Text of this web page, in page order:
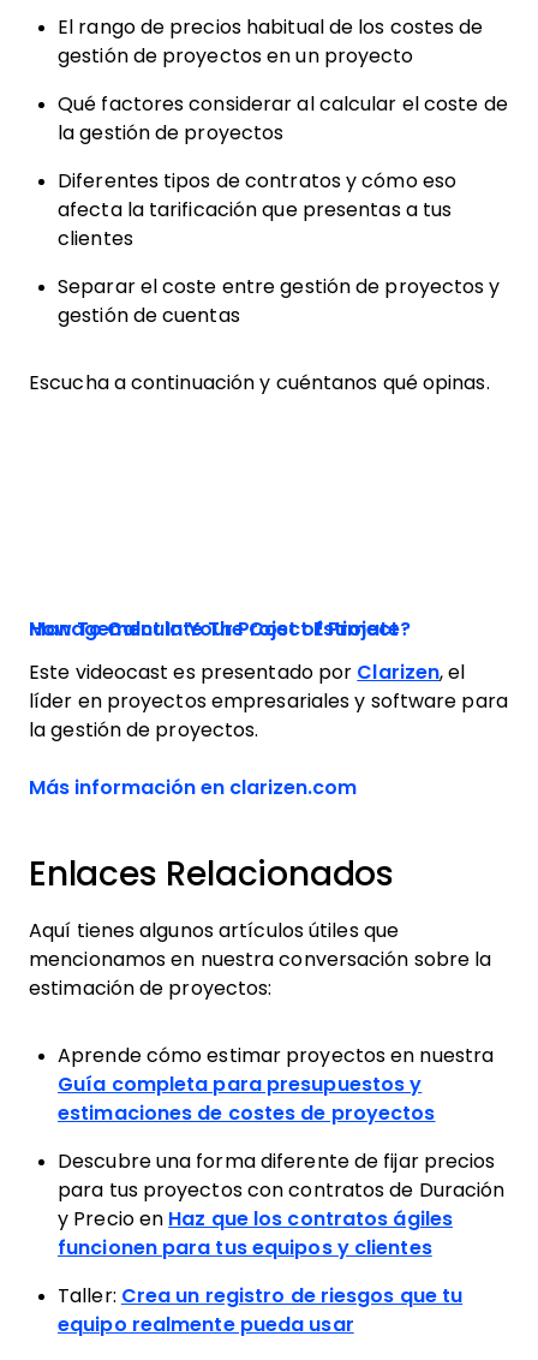
El rango de precios habitual de los costes de
gestión de proyectos en un proyecto
Qué factores considerar al calcular el coste de
la gestión de proyectos
Diferentes tipos de contratos y cómo eso
afecta la tarificación que presentas a tus
clientes
Separar el coste entre gestión de proyectos y
gestión de cuentas
Escucha a continuación y cuéntanos qué opinas.
How To Calculate The Cost of Project Management In Your Project Estimate?
Este videocast es presentado por Clarizen, el
líder en proyectos empresariales y software para
la gestión de proyectos.
Más información en clarizen.comOpens new
Enlaces Relacionados
Aquí tienes algunos artículos útiles que
mencionamos en nuestra conversación sobre la
estimación de proyectos:
Aprende cómo estimar proyectos en nuestra
Guía completa para presupuestos y
estimaciones de costes de proyectos
Descubre una forma diferente de fijar precios
para tus proyectos con contratos de Duración
y Precio en Haz que los contratos ágiles
funcionen para tus equipos y clientes
Taller: Crea un registro de riesgos que tu
equipo realmente pueda usar